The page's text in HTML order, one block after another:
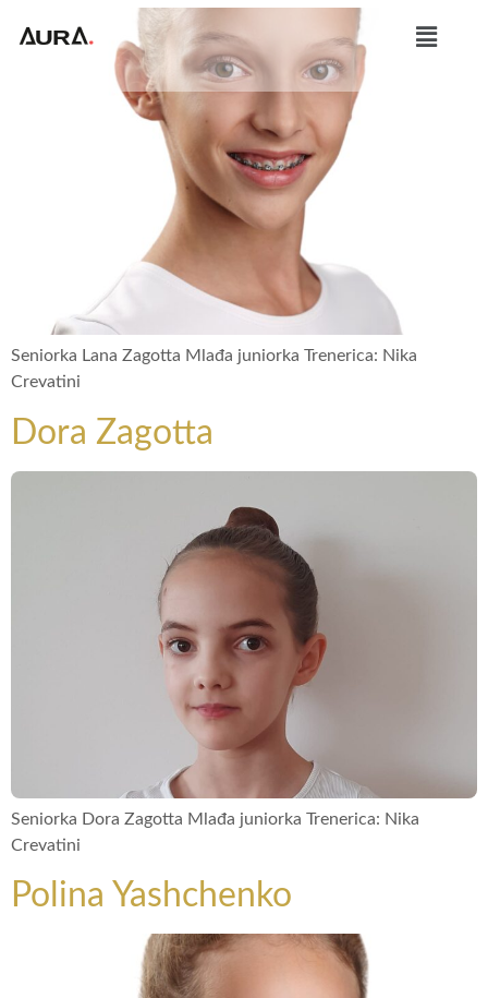
Seniorka Lana Zagotta Mlađa juniorka Trenerica: Nika
Crevatini
Dora Zagotta
Seniorka Dora Zagotta Mlađa juniorka Trenerica: Nika
Crevatini
Polina Yashchenko